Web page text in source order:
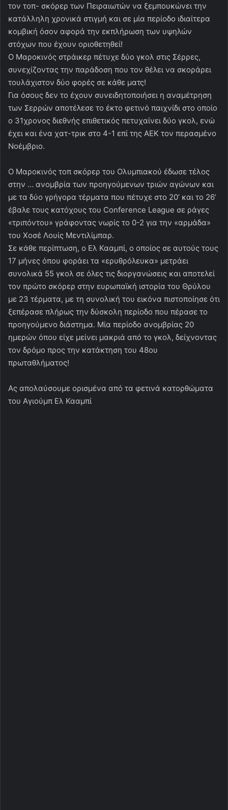
τον τοπ- σκόρερ των Πειραιωτών να ξεμπουκώνει την
κατάλληλη χρονικά στιγμή και σε μία περίοδο ιδιαίτερα
κομβική όσον αφορά την εκπλήρωση των υψηλών
στόχων που έχουν οριοθετηθεί!
Ο Μαροκινός στράικερ πέτυχε δύο γκολ στις Σέρρες,
συνεχίζοντας την παράδοση που τον θέλει να σκοράρει
τουλάχιστον δύο φορές σε κάθε ματς!
Για όσους δεν το έχουν συνειδητοποιήσει η αναμέτρηση
των Σερρών αποτέλεσε το έκτο φετινό παιχνίδι στο οποίο
ο 31χρονος διεθνής επιθετικός πετυχαίνει δύο γκολ, ενώ
έχει και ένα χατ-τρικ στο 4-1 επί της ΑΕΚ τον περασμένο
Νοέμβριο.
Ο Μαροκινός τοπ σκόρερ του Ολυμπιακού έδωσε τέλος
στην … ανομβρία των προηγούμενων τριών αγώνων και
με τα δύο γρήγορα τέρματα που πέτυχε στο 20’ και το 26’
έβαλε τους κατόχους του Conference League σε ράγες
«τριπόντου» γράφοντας νωρίς το 0-2 για την «αρμάδα»
του Χοσέ Λουίς Μεντιλίμπαρ.
Σε κάθε περίπτωση, ο Ελ Κααμπί, ο οποίος σε αυτούς τους
17 μήνες όπου φοράει τα «ερυθρόλευκα» μετράει
συνολικά 55 γκολ σε όλες τις διοργανώσεις και αποτελεί
τον πρώτο σκόρερ στην ευρωπαϊκή ιστορία του Θρύλου
με 23 τέρματα, με τη συνολική του εικόνα πιστοποίησε ότι
ξεπέρασε πλήρως την δύσκολη περίοδο που πέρασε το
προηγούμενο διάστημα. Μία περίοδο ανομβρίας 20
ημερών όπου είχε μείνει μακριά από το γκολ, δείχνοντας
τον δρόμο προς την κατάκτηση του 48ου
πρωταθλήματος!
Ας απολαύσουμε ορισμένα από τα φετινά κατορθώματα
του Αγιούμπ Ελ Κααμπί